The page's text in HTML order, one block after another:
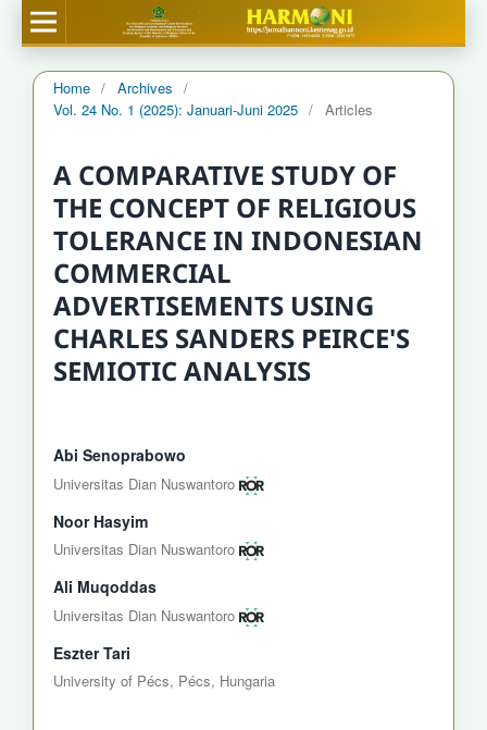
Home / Archives
/
Vol. 24 No. 1 (2025): Januari-Juni 2025 / Articles
A COMPARATIVE STUDY OF
THE CONCEPT OF RELIGIOUS
TOLERANCE IN INDONESIAN
COMMERCIAL
ADVERTISEMENTS USING
CHARLES SANDERS PEIRCE'S
SEMIOTIC ANALYSIS
Abi Senoprabowo
Universitas Dian Nuswantoro
Noor Hasyim
Universitas Dian Nuswantoro
Ali Muqoddas
Universitas Dian Nuswantoro
Eszter Tari
University of Pécs, Pécs, Hungaria